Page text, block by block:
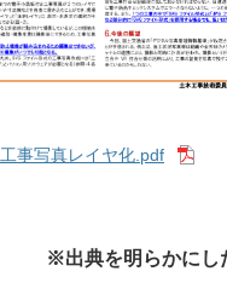
工事写真レイヤ化.pdf
※出典を明らかにし